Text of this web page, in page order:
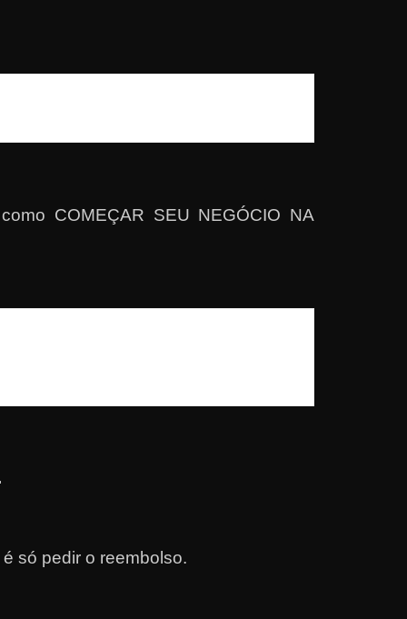
COMEÇAR SEU NEGÓCIO NA
só pedir o reembolso.